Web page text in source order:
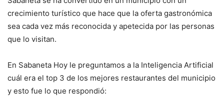
crecimiento turístico que hace que la oferta gastronómica
sea cada vez más reconocida y apetecida por las personas
que lo visitan.
En Sabaneta Hoy le preguntamos a la Inteligencia Artificial
cuál era el top 3 de los mejores restaurantes del municipio
y esto fue lo que respondió: